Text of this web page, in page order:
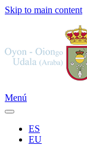
Skip to main content
Menú
ES
EU